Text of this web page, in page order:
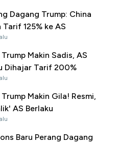
Dagang Trump: China
125% ke AS
Makin Sadis, AS
Dihajar Tarif 200%
Makin Gila! Resmi,
AS Berlaku
Baru Perang Dagang